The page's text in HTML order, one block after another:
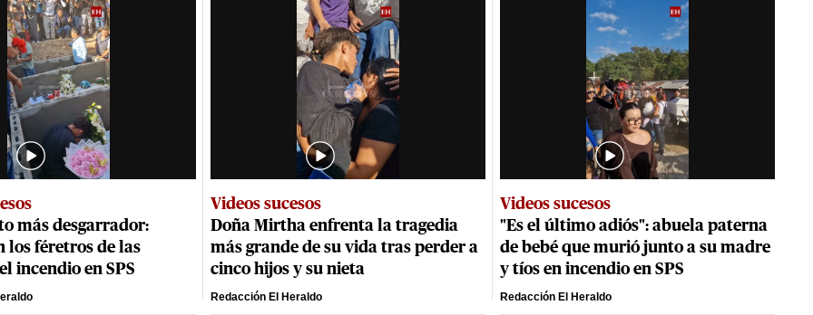
más desgarrador:
los féretros de las
incendio en SPS
Videos sucesos
Doña Mirtha enfrenta la tragedia
más grande de su vida tras perder a
cinco hijos y su nieta
Redacción El Heraldo
Videos sucesos
"Es el último adiós": abuela paterna
de bebé que murió junto a su madre
y tíos en incendio en SPS
Redacción El Heraldo